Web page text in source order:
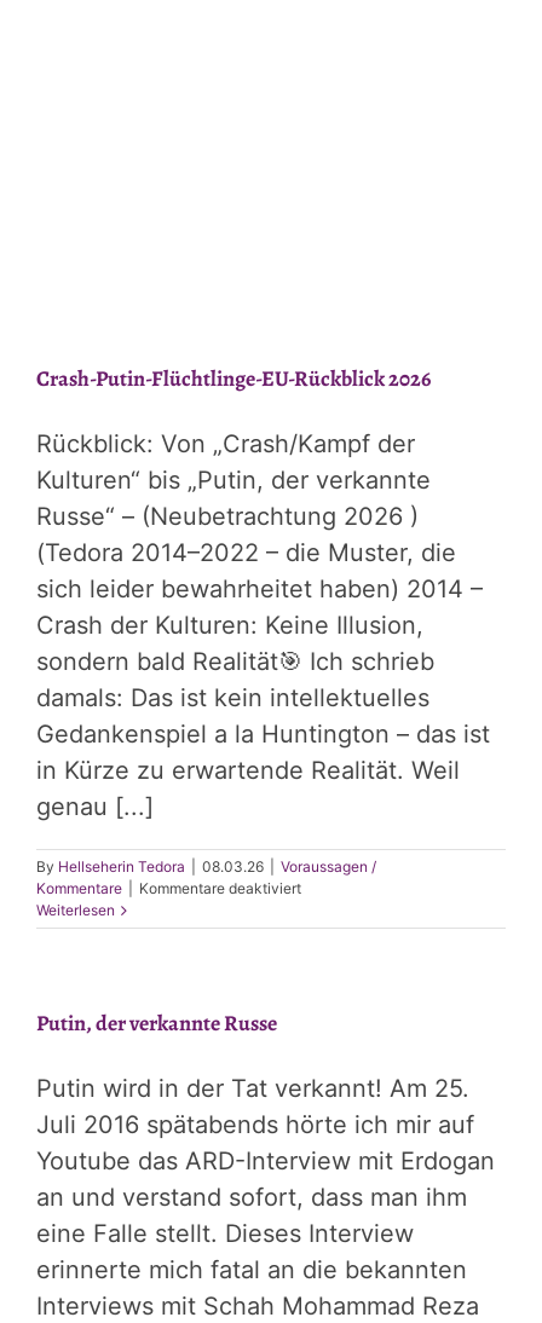
Crash-Putin-Flüchtlinge-EU-Rückblick 2026
Rückblick: Von „Crash/Kampf der
Kulturen“ bis „Putin, der verkannte
Russe“ – (Neubetrachtung 2026 )
(Tedora 2014–2022 – die Muster, die
sich leider bewahrheitet haben) 2014 –
Crash der Kulturen: Keine Illusion,
sondern bald Realität🎯 Ich schrieb
damals: Das ist kein intellektuelles
Gedankenspiel a la Huntington – das ist
in Kürze zu erwartende Realität. Weil
genau [...]
By Hellseherin Tedora 08.03.26
Voraussagen /
Kommentare
Kommentare deaktiviertfür
Putin-
Weiterlesen
Putin, der verkannte Russe
Putin wird in der Tat verkannt! Am 25.
Juli 2016 spätabends hörte ich mir auf
Youtube das ARD-Interview mit Erdogan
an und verstand sofort, dass man ihm
eine Falle stellt. Dieses Interview
erinnerte mich fatal an die bekannten
Interviews mit Schah Mohammad Reza